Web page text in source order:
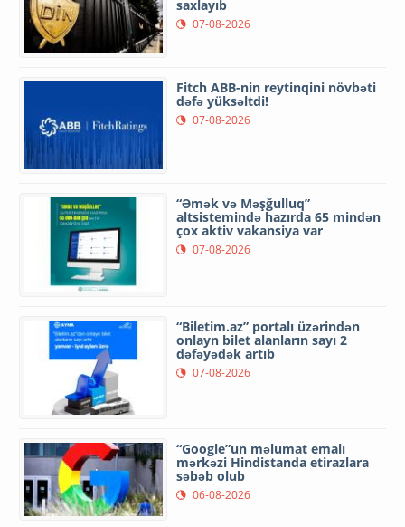
saxlayıb
07-08-2026
Fitch ABB-nin reytinqini növbəti
dəfə yüksəltdi!
07-08-2026
“Əmək və Məşğulluq”
altsistemində hazırda 65 mindən
çox aktiv vakansiya var
07-08-2026
“Biletim.az” portalı üzərindən
onlayn bilet alanların sayı 2
dəfəyədək artıb
07-08-2026
“Google”un məlumat emalı
mərkəzi Hindistanda etirazlara
səbəb olub
06-08-2026